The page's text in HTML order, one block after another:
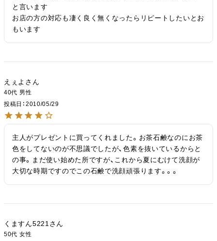
と言います
お店の方の対応も凄く良く無くなったらリピートしたいとお
もいます
えぇよ
40代 男性
投稿日
2010/05/29
主人がプレゼントに買ってくれました。お茶石鹸なのにお茶
色をしてないのが不思議でしたが、色素を抜いているからと
の事。まだ使い始めた所ですが、これから夏にむけて洗顔が
大切な時期ですのでこの石鹸で洗顔頑張ります。。。
くますん5221
50代 女性